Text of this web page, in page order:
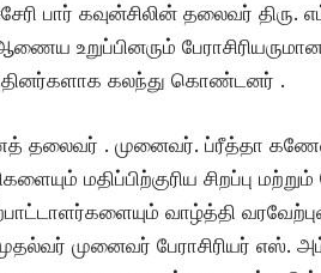
பார் கவுன்சிலின் தலைவர்
உறுப்பினரும்
கலந்து கொண்டனர் .
தலைவர் . முனைவர். ப்ரீத்தா
மதிப்பிற்குரிய சிறப்பு
வாழ்த்தி
முனைவர் பேராசிரியர் எஸ்.